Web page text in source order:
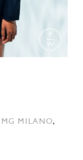
IMG MILANO,